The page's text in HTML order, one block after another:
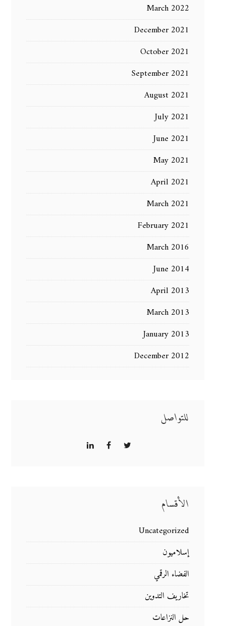
March 2022
December 2021
October 2021
September 2021
August 2021
July 2021
June 2021
May 2021
April 2021
March 2021
February 2021
March 2016
June 2014
April 2013
March 2013
January 2013
December 2012
للتواصل
الأقسام
Uncategorized
إسلاميون
الفضاء الرقمي
تخاريف التدوين
حل النزاعات